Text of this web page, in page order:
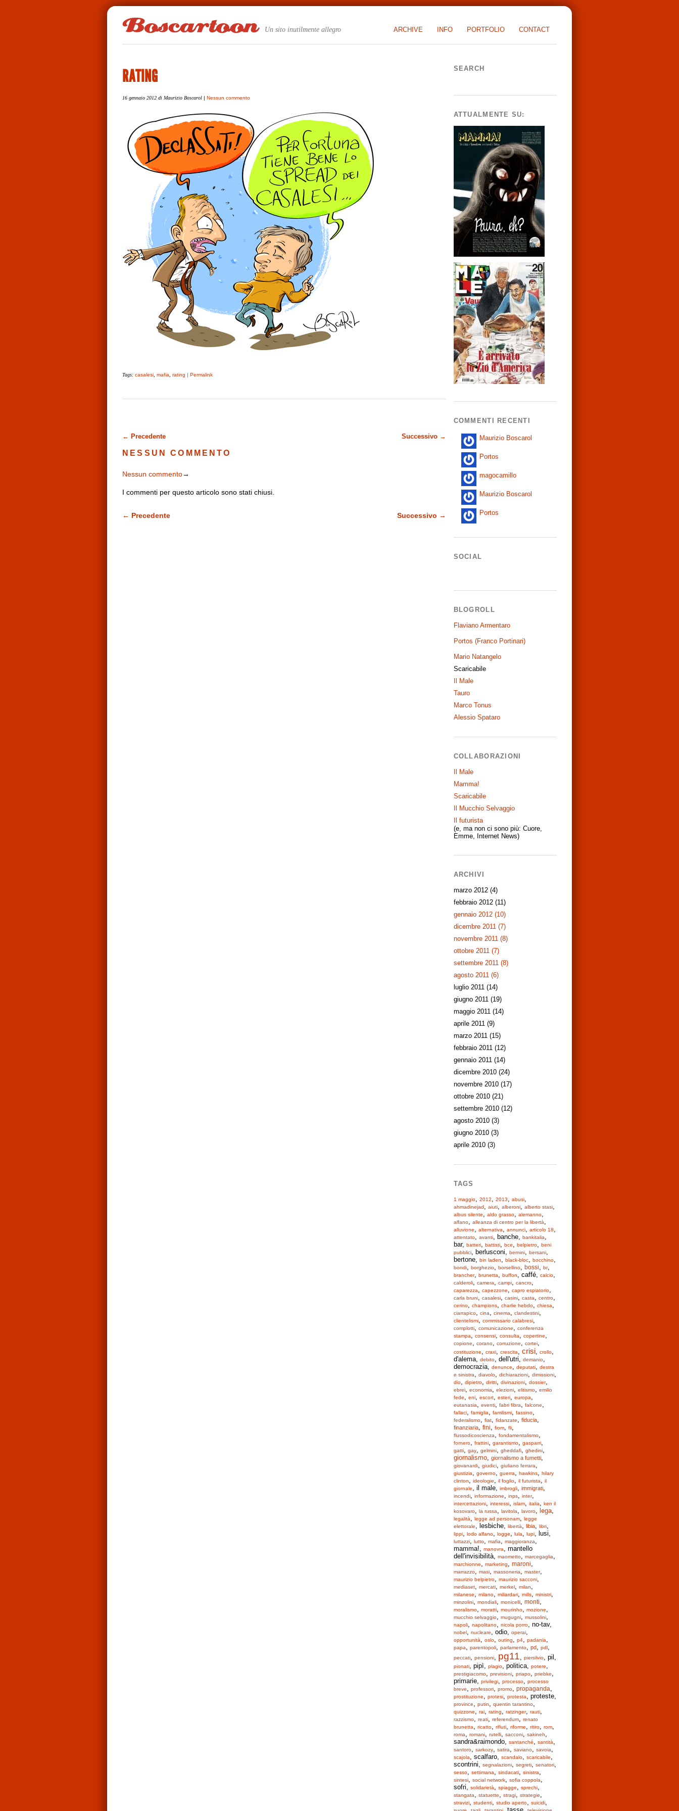
ARCHIVE INFO PORTFOLIO CONTACT
Un sito inutilmente allegro
RATING
16 gennaio 2012 di Maurizio Boscarol | Nessun commento
Tags: casalesi mafia rating | Permalink
← Precedente Successivo →
NESSUN COMMENTO
Nessun commento→
I commenti per questo articolo sono stati chiusi.
← Precedente Successivo →
SEARCH
ATTUALMENTE SU:
COMMENTI RECENTI
Maurizio Boscarol
Portos
magocamillo
Maurizio Boscarol
Portos
SOCIAL
BLOGROLL
Flaviano Armentaro
Portos (Franco Portinari)
Mario Natangelo
Scaricabile
Il Male
Tauro
Marco Tonus
Alessio Spataro
COLLABORAZIONI
Il Male
Mamma!
Scaricabile
Il Mucchio Selvaggio
Il futurista
(e, ma non ci sono più: Cuore,
Emme, Internet News)
ARCHIVI
marzo 2012 (4)
febbraio 2012 (11)
gennaio 2012 (10)
dicembre 2011 (7)
novembre 2011 (8)
ottobre 2011 (7)
settembre 2011 (8)
agosto 2011 (6)
luglio 2011 (14)
giugno 2011 (19)
maggio 2011 (14)
aprile 2011 (9)
marzo 2011 (15)
febbraio 2011 (12)
gennaio 2011 (14)
dicembre 2010 (24)
novembre 2010 (17)
ottobre 2010 (21)
settembre 2010 (12)
agosto 2010 (3)
giugno 2010 (3)
aprile 2010 (3)
TAGS
1 maggio, 2012, 2013, abusi,
ahmadinejad, aiuti, alberoni, alberto stasi,
albus silente, aldo grasso, alemanno,
alfano, alleanza di centro per la libertà,
alluvione, alternativa, annunci, articolo 18,
attentato, avanti, banche, bankitalia,
bar, batteri, battisti, bce, belpietro, beni
pubblici, berlusconi, bernini, bersani,
bertone, bin laden, black-bloc, bocchino,
bondi, borghezio, borsellino, bossi, br,
brancher, brunetta, buffon, caffé, calcio,
calderoli, camera, campi, cancro,
caparezza, capezzone, capro espiatorio,
carla bruni, casalesi, casini, casta, centro,
cerino, champions, charlie hebdo, chiesa,
ciarrapico, cina, cinema, clandestini,
clientelismi, commissario calabresi,
complotti, comunicazione, conferenza
stampa, consensi, consulta, copertine,
copione, corano, corruzione, cortei,
costituzione, craxi, crescita, crisi, crollo,
d'alema, debito, dell'utri, demanio,
democrazia, denunce, deputati, destra
e sinistra, diavolo, dichiarazioni, dimissioni,
dio, dipietro, diritti, divinazioni, dossier,
ebrei, economia, elezioni, elitismo, emilio
fede, eni, escort, esteri, europa,
eutanasia, eventi, fabri fibra, falcone,
fallaci, famiglia, familismi, fassino,
federalismo, fiat, fidanzate, fiducia,
finanziaria, fini, fiom, fli,
flussodicoscienza, fondamentalismo,
fornero, frattini, garantismo, gasparri,
gatti, gay, gelmini, gheddafi, ghedini,
giornalismo, giornalismo a fumetti,
giovanardi, giudici, giuliano ferrara,
giustizia, governo, guerra, hawkins, hilary
clinton, ideologie, il foglio, il futurista, il
giornale, il male, imbrogli, immigrati,
incendi, informazione, inps, inter,
intercettazioni, interessi, islam, italia, ken il
kosovaro, la russa, lavitola, lavoro, lega,
legalità, legge ad personam, legge
elettorale, lesbiche, libertà, libia, libri,
lippi, lodo alfano, logge, lula, lupi, lusi,
luttazzi, lutto, mafia, maggioranza,
mamma!, manovra, mantello
dell'invisibilità, maometto, marcegaglia,
marchionne, marketing, maroni,
marrazzo, masi, massoneria, master,
maurizio belpietro, maurizio sacconi,
mediaset, mercati, merkel, milan,
milanese, milano, miliardari, mills, ministri,
minzolini, mondiali, monicelli, monti,
moralismo, moratti, mourinho, mozione,
mucchio selvaggio, mugugni, mussolini,
napoli, napolitano, nicola porro, no-tav,
nobel, nucleare, odio, operai,
opportunità, oslo, outing, p4, padania,
papa, parentopoli, parlamento, pd, pdl,
peccati, pensioni, pg11, piersilvio, pil,
pionati, pipì, plagio, politica, potere,
prestigiacomo, previsioni, priapo, priebke,
primarie, privilegi, processo, processo
breve, professori, promo, propaganda,
prostituzione, protesi, protesta, proteste,
province, putin, quentin tarantino,
quizzone, rai, rating, ratzinger, rauti,
razzismo, reati, referendum, renato
brunetta, ricatto, rifiuti, riforme, ritiro, rom,
roma, romani, rutelli, sacconi, sakineh,
sandra&raimondo, santanché, santità,
santoro, sarkozy, satira, saviano, savoia,
scajola, scalfaro, scandalo, scaricabile,
scontrini, segnalazioni, segreti, senatori,
sesso, settimana, sindacati, sinistra,
sintesi, social network, sofia coppola,
sofri, solidarietà, spiagge, sprechi,
stangata, statuette, stragi, strategie,
stravizi, studenti, studio aperto, suicidi,